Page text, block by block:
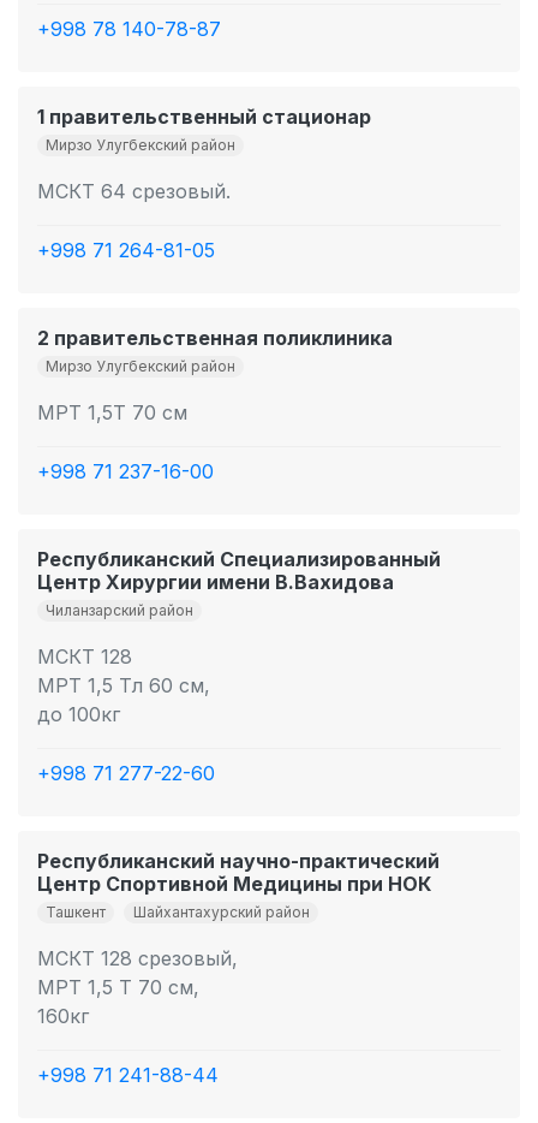
+998 78 140-78-87
1 правительственный стационар
Мирзо Улугбекский район
МСКТ 64 срезовый.
+998 71 264-81-05
2 правительственная поликлиника
Мирзо Улугбекский район
МРТ 1,5Т 70 см
+998 71 237-16-00
Республиканский Специализированный
Центр Хирургии имени В.Вахидова
Чиланзарский район
МСКТ 128
МРТ 1,5 Тл 60 см,
до 100кг
+998 71 277-22-60
Республиканский научно-практический
Центр Спортивной Медицины при НОК
Ташкент Шайхантахурский район
МСКТ 128 срезовый,
МРТ 1,5 Т 70 см,
160кг
+998 71 241-88-44